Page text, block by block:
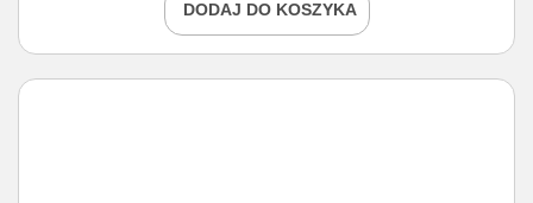
DODAJ DO KOSZYKA